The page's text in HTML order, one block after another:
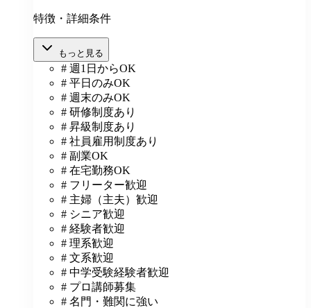
特徴・詳細条件
もっと見る
# 週1日からOK
# 平日のみOK
# 週末のみOK
# 研修制度あり
# 昇級制度あり
# 社員雇用制度あり
# 副業OK
# 在宅勤務OK
# フリーター歓迎
# 主婦（主夫）歓迎
# シニア歓迎
# 経験者歓迎
# 理系歓迎
# 文系歓迎
# 中学受験経験者歓迎
# プロ講師募集
# 名門・難関に強い